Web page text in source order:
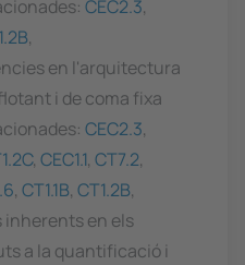
CEC2.3,
,
en l'arquitectura
i de coma fixa
CEC2.3,
, CEC1.1, CT7.2,
, CT1.1B, CT1.2B,
inherents en els
a la quantificació i